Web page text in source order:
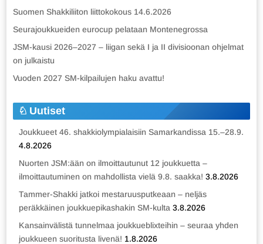
Suomen Shakkiliiton liittokokous 14.6.2026
Seurajoukkueiden eurocup pelataan Montenegrossa
JSM-kausi 2026–2027 – liigan sekä I ja II divisioonan ohjelmat
on julkaistu
Vuoden 2027 SM-kilpailujen haku avattu!
Uutiset
Joukkueet 46. shakkiolympialaisiin Samarkandissa 15.–28.9.
4.8.2026
Nuorten JSM:ään on ilmoittautunut 12 joukkuetta –
ilmoittautuminen on mahdollista vielä 9.8. saakka! 3.8.2026
Tammer-Shakki jatkoi mestaruusputkeaan – neljäs
peräkkäinen joukkuepikashakin SM-kulta 3.8.2026
Kansainvälistä tunnelmaa joukkueblixteihin – seuraa yhden
joukkueen suoritusta livenä! 1.8.2026